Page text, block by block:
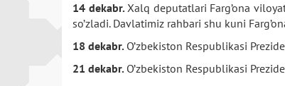
14 dekabr. Xalq deputatlari Farg’ona
so’zladi. Davlatimiz rahbari shu kuni
18 dekabr. O’zbekiston Respublikasi
21 dekabr. O’zbekiston Respublikasi